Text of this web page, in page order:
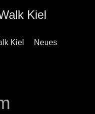
Kiel
Kiel
Neues